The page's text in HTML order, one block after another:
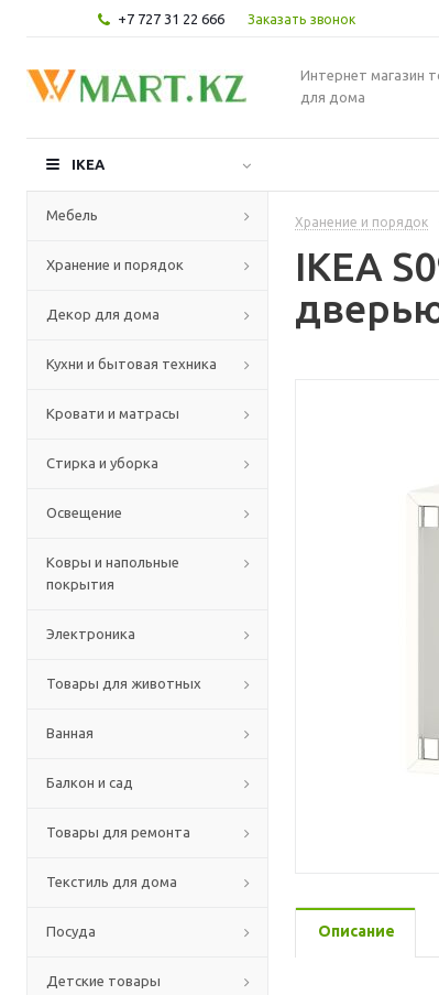
+7 727 31 22 666 Заказать звонок
Интернет магазин
для дома
IKEA
Мебель
Хранение и порядок
Декор для дома
Кухни и бытовая техника
Кровати и матрасы
Стирка и уборка
Освещение
Ковры и напольные
покрытия
Электроника
Товары для животных
Ванная
Балкон и сад
Товары для ремонта
Текстиль для дома
Посуда
Детские товары
Хранение и порядок
IKEA
Описание